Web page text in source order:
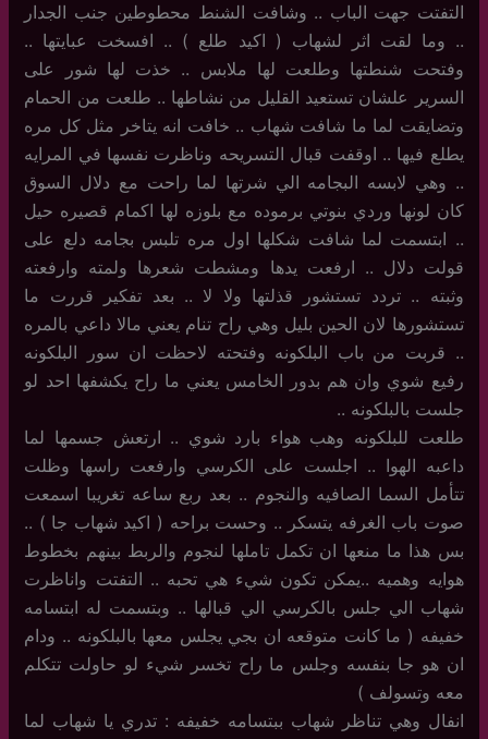
التفتت جهت الباب .. وشافت الشنط محطوطين جنب الجدار
.. وما لقت اثر لشهاب ( اكيد طلع ) .. افسخت عبايتها ..
وفتحت شنطتها وطلعت لها ملابس .. خذت لها شور على
السرير علشان تستعيد القليل من نشاطها .. طلعت من الحمام
وتضايقت لما ما شافت شهاب .. خافت انه يتاخر مثل كل مره
يطلع فيها .. اوقفت قبال التسريحه وناظرت نفسها في المرايه
.. وهي لابسه البجامه الي شرتها لما راحت مع دلال السوق
كان لونها وردي بنوتي برموده مع بلوزه لها اكمام قصيره حيل
.. ابتسمت لما شافت شكلها اول مره تلبس بجامه دلع على
قولت دلال .. ارفعت يدها ومشطت شعرها ولمته وارفعته
وثبته .. تردد تستشور قذلتها ولا لا .. بعد تفكير قررت ما
تستشورها لان الحين بليل وهي راح تنام يعني مالا داعي بالمره
.. قربت من باب البلكونه وفتحته لاحظت ان سور البلكونه
رفيع شوي وان هم بدور الخامس يعني ما راح يكشفها احد لو
جلست بالبلكونه ..
طلعت للبلكونه وهب هواء بارد شوي .. ارتعش جسمها لما
داعبه الهوا .. اجلست على الكرسي وارفعت راسها وظلت
تتأمل السما الصافيه والنجوم .. بعد ربع ساعه تغريبا اسمعت
صوت باب الغرفه يتسكر .. وحست براحه ( اكيد شهاب جا ) ..
بس هذا ما منعها ان تكمل تاملها لنجوم والربط بينهم بخطوط
هوايه وهميه ..يمكن تكون شيء هي تحبه .. التفتت واناظرت
شهاب الي جلس بالكرسي الي قبالها .. وبتسمت له ابتسامه
خفيفه ( ما كانت متوقعه ان بجي يجلس معها بالبلكونه .. ودام
ان هو جا بنفسه وجلس ما راح تخسر شيء لو حاولت تتكلم
معه وتسولف )
انفال وهي تناظر شهاب ببتسامه خفيفه : تدري يا شهاب لما